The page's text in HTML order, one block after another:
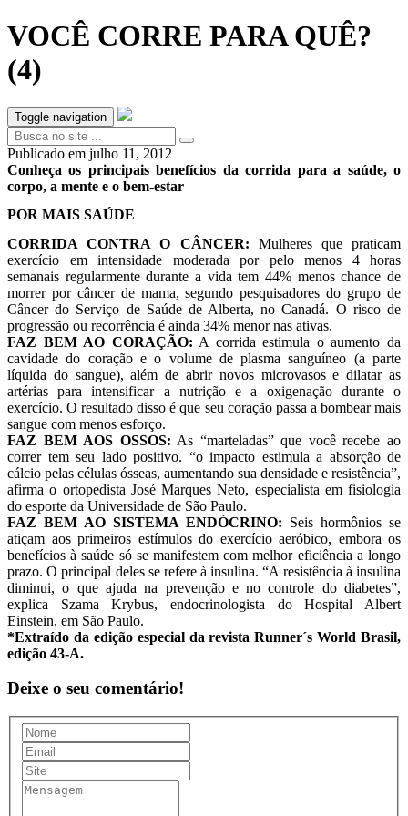
VOCÊ CORRE PARA QUÊ?
(4)
Toggle navigation
Publicado em julho 11, 2012
Conheça os principais benefícios da corrida para a saúde, o
corpo, a mente e o bem-estar
POR MAIS SAÚDE
CORRIDA CONTRA O CÂNCER: Mulheres que praticam
exercício em intensidade moderada por pelo menos 4 horas
semanais regularmente durante a vida tem 44% menos chance de
morrer por câncer de mama, segundo pesquisadores do grupo de
Câncer do Serviço de Saúde de Alberta, no Canadá. O risco de
progressão ou recorrência é ainda 34% menor nas ativas.
FAZ BEM AO CORAÇÃO: A corrida estimula o aumento da
cavidade do coração e o volume de plasma sanguíneo (a parte
líquida do sangue), além de abrir novos microvasos e dilatar as
artérias para intensificar a nutrição e a oxigenação durante o
exercício. O resultado disso é que seu coração passa a bombear mais
sangue com menos esforço.
FAZ BEM AOS OSSOS: As “marteladas” que você recebe ao
correr tem seu lado positivo. “o impacto estimula a absorção de
cálcio pelas células ósseas, aumentando sua densidade e resistência”,
afirma o ortopedista José Marques Neto, especialista em fisiologia
do esporte da Universidade de São Paulo.
FAZ BEM AO SISTEMA ENDÓCRINO: Seis hormônios se
atiçam aos primeiros estímulos do exercício aeróbico, embora os
benefícios à saúde só se manifestem com melhor eficiência a longo
prazo. O principal deles se refere à insulina. “A resistência à insulina
diminui, o que ajuda na prevenção e no controle do diabetes”,
explica Szama Krybus, endocrinologista do Hospital Albert
Einstein, em São Paulo.
*Extraído da edição especial da revista Runner´s World Brasil,
edição 43-A.
Deixe o seu comentário!